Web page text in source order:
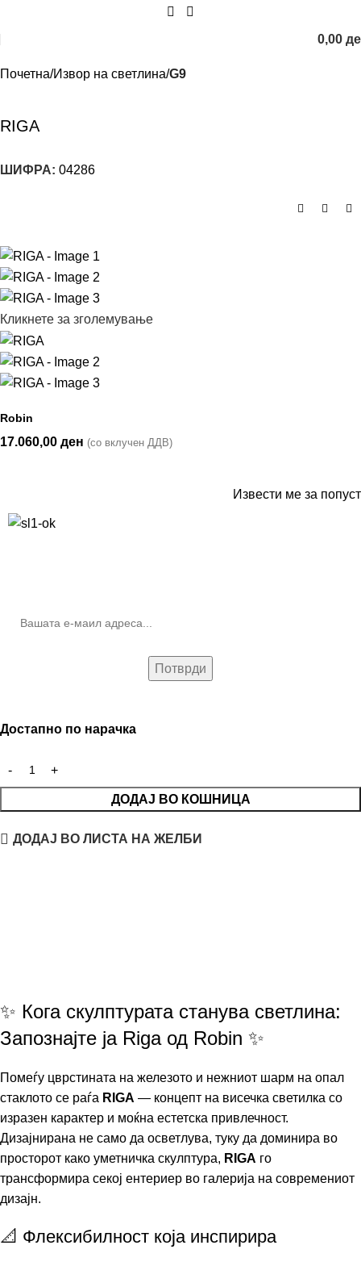
0,00
Почетна Извор на светлина G9
RIGA
ШИФРА: 04286
Кликнете за зголемување
Robin
17.060,00 ден (со вклучен ДДВ)
Извести ме за попуст
Достапно по нарачка
ДОДАЈ ВО КОШНИЦА
ДОДАЈ ВО ЛИСТА НА ЖЕЛБИ
✨ Кога скулптурата станува светлина:
Запознајте ја Riga од Robin ✨
Помеѓу цврстината на железото и нежниот шарм на опал
стаклото се раѓа RIGA — концепт на висечка светилка со
изразен карактер и моќна естетска привлечност.
Дизајнирана не само да осветлува, туку да доминира во
просторот како уметничка скулптура, RIGA го
трансформира секој ентериер во галерија на современиот
дизајн.
📐 Флексибилност која инспирира